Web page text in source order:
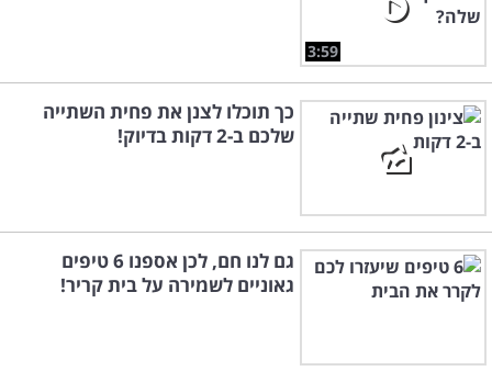
3:59
כך תוכלו לצנן את פחית השתייה
שלכם ב-2 דקות בדיוק!
גם לנו חם, לכן אספנו 6 טיפים
גאוניים לשמירה על בית קריר!